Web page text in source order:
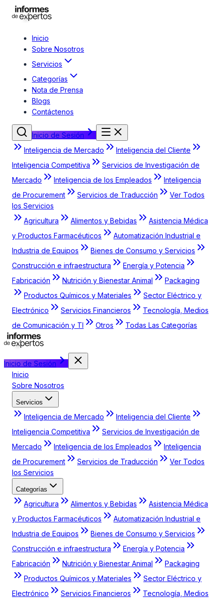
Inicio
Sobre Nosotros
Servicios
Categorías
Nota de Prensa
Blogs
Contáctenos
Inicio de Sesión
Inteligencia de Mercado
Inteligencia del Cliente
Inteligencia Competitiva
Servicios de Investigación de
Mercado
Inteligencia de los Empleados
Inteligencia
de Procurement
Servicios de Traducción
Ver Todos
los Servicios
Agricultura
Alimentos y Bebidas
Asistencia Médica
y Productos Farmacéuticos
Automatización Industrial e
Industria de Equipos
Bienes de Consumo y Servicios
Construcción e infraestructura
Energía y Potencia
Fabricación
Nutrición y Bienestar Animal
Packaging
Productos Químicos y Materiales
Sector Eléctrico y
Electrónico
Servicios Financieros
Tecnología, Medios
de Comunicación y TI
Otros Todas Las Categorías
Inicio de Sesión
Inicio
Sobre Nosotros
Servicios
Inteligencia de Mercado
Inteligencia del Cliente
Inteligencia Competitiva
Servicios de Investigación de
Mercado
Inteligencia de los Empleados
Inteligencia
de Procurement
Servicios de Traducción
Ver Todos
los Servicios
Categorías
Agricultura Alimentos y Bebidas
Asistencia Médica
y Productos Farmacéuticos
Automatización Industrial e
Industria de Equipos
Bienes de Consumo y Servicios
Construcción e infraestructura
Energía y Potencia
Fabricación
Nutrición y Bienestar Animal
Packaging
Productos Químicos y Materiales
Sector Eléctrico y
Electrónico
Servicios Financieros
Tecnología, Medios